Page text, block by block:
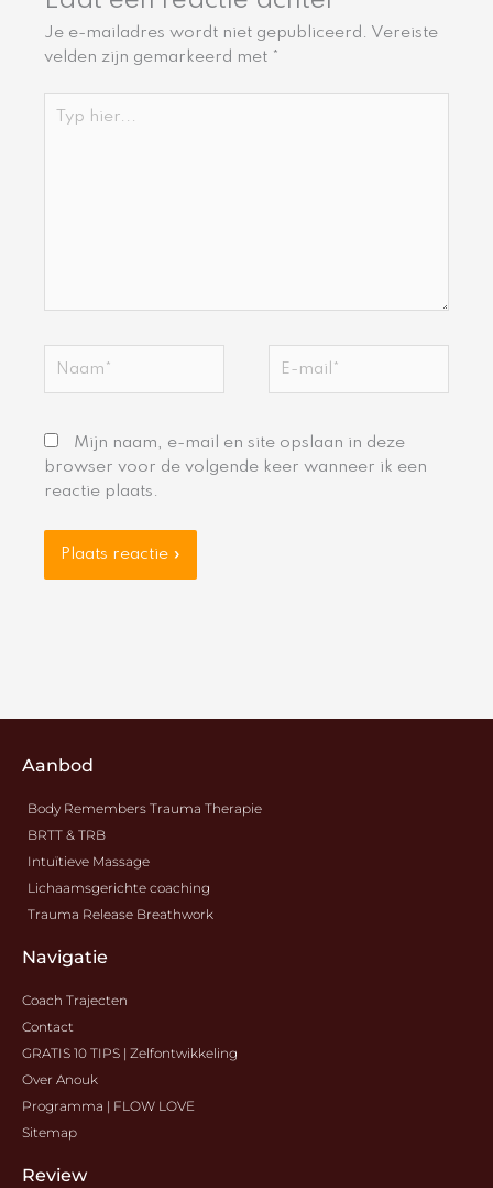
Je e-mailadres wordt niet gepubliceerd. Vereiste
velden zijn gemarkeerd met *
hier...
Mijn naam, e-mail en site opslaan in deze
browser voor de volgende keer wanneer ik een
reactie plaats.
Aanbod
Body Remembers Trauma Therapie
BRTT & TRB
Intuïtieve Massage
Lichaamsgerichte coaching
Trauma Release Breathwork
Navigatie
Coach Trajecten
Contact
GRATIS 10 TIPS | Zelfontwikkeling
Over Anouk
Programma | FLOW LOVE
Sitemap
Review